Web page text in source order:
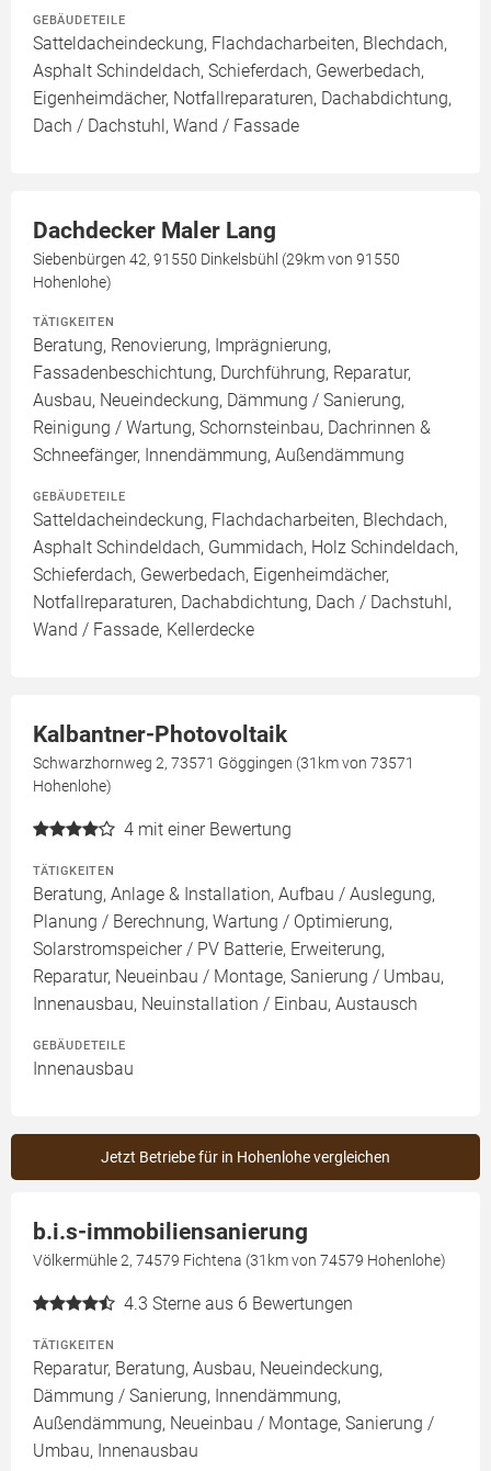
GEBÄUDETEILE
Satteldacheindeckung, Flachdacharbeiten, Blechdach,
Asphalt Schindeldach, Schieferdach, Gewerbedach,
Eigenheimdächer, Notfallreparaturen, Dachabdichtung,
Dach / Dachstuhl, Wand / Fassade
Dachdecker Maler Lang
Siebenbürgen 42, 91550 Dinkelsbühl (29km von 91550
Hohenlohe)
TÄTIGKEITEN
Beratung, Renovierung, Imprägnierung,
Fassadenbeschichtung, Durchführung, Reparatur,
Ausbau, Neueindeckung, Dämmung / Sanierung,
Reinigung / Wartung, Schornsteinbau, Dachrinnen &
Schneefänger, Innendämmung, Außendämmung
GEBÄUDETEILE
Satteldacheindeckung, Flachdacharbeiten, Blechdach,
Asphalt Schindeldach, Gummidach, Holz Schindeldach,
Schieferdach, Gewerbedach, Eigenheimdächer,
Notfallreparaturen, Dachabdichtung, Dach / Dachstuhl,
Wand / Fassade, Kellerdecke
Kalbantner-Photovoltaik
Schwarzhornweg 2, 73571 Göggingen (31km von 73571
Hohenlohe)
4 mit einer Bewertung
TÄTIGKEITEN
Beratung, Anlage & Installation, Aufbau / Auslegung,
Planung / Berechnung, Wartung / Optimierung,
Solarstromspeicher / PV Batterie, Erweiterung,
Reparatur, Neueinbau / Montage, Sanierung / Umbau,
Innenausbau, Neuinstallation / Einbau, Austausch
GEBÄUDETEILE
Innenausbau
Jetzt Betriebe für in Hohenlohe vergleichen
b.i.s-immobiliensanierung
Völkermühle 2, 74579 Fichtena (31km von 74579 Hohenlohe)
4.3 Sterne aus 6 Bewertungen
TÄTIGKEITEN
Reparatur, Beratung, Ausbau, Neueindeckung,
Dämmung / Sanierung, Innendämmung,
Außendämmung, Neueinbau / Montage, Sanierung /
Umbau, Innenausbau